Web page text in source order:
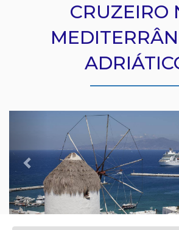
CRUZEIRO
Previous